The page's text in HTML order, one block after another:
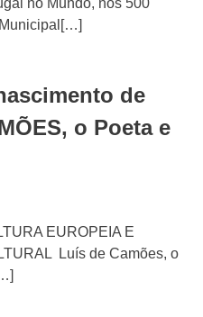
no Mundo, nos 500
de
o Poeta e
EUROPEIA E
Luís de Camões, o